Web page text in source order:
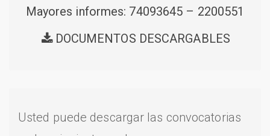
Mayores informes: 74093645 – 2200551
DOCUMENTOS DESCARGABLES
Usted puede descargar las convocatorias